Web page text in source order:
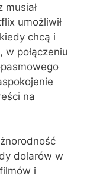
umożliwił
chcą i
połączeniu
na
dolarów w
i